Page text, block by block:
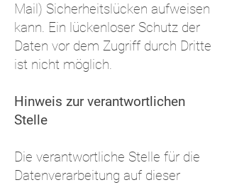
Mail) Sicherheitslücken aufweisen
kann. Ein lückenloser Schutz der
Daten vor dem Zugriff durch Dritte
ist nicht möglich.
Hinweis zur verantwortlichen
Stelle
Die verantwortliche Stelle für die
Datenverarbeitung auf dieser